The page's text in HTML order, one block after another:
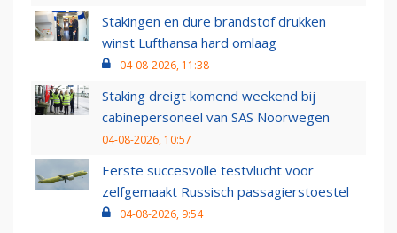
Stakingen en dure brandstof drukken
winst Lufthansa hard omlaag
04-08-2026, 11:38
Staking dreigt komend weekend bij
cabinepersoneel van SAS Noorwegen
04-08-2026, 10:57
Eerste succesvolle testvlucht voor
zelfgemaakt Russisch passagierstoestel
04-08-2026, 9:54